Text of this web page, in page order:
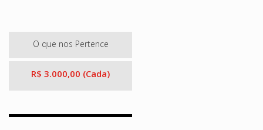
O que nos Pertence
R$ 3.000,00 (Cada)